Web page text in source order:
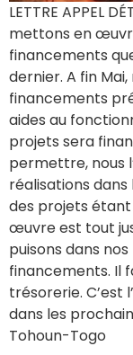
LETTRE APPEL
mettons en
financements
dernier. A fin
financements
aides au
projets sera
permettre, nous
réalisations
des projets étant
œuvre est tout
puisons dans
financements. Il
trésorerie. C’est
dans les
Tohoun-Togo